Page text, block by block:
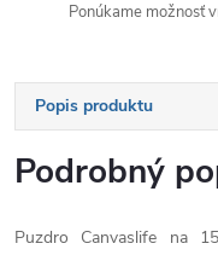
Ponúkame možnosť
Popis produktu
Podrobný
Puzdro Canvaslife na